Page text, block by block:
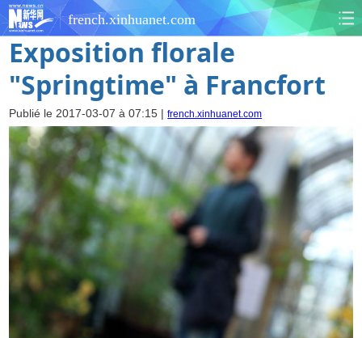
french.xinhuanet.com
Exposition florale
"Springtime" à Francfort
Publié le 2017-03-07 à 07:15 |french.xinhuanet.com